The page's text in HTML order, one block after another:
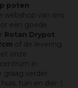
poten
webshop van ons
een goede
Rotan Drypot
of de levering
onze
in
graag verder
tuin en dier :)